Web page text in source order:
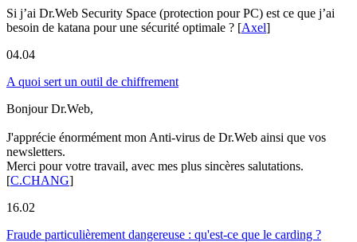
Si j’ai Dr.Web Security Space (protection pour PC) est ce que j’ai
besoin de katana pour une sécurité optimale ? [Axel]
04.04
A quoi sert un outil de chiffrement
Bonjour Dr.Web,
J'apprécie énormément mon Anti-virus de Dr.Web ainsi que vos
newsletters.
Merci pour votre travail, avec mes plus sincères salutations.
[C.CHANG]
16.02
Fraude particulièrement dangereuse : qu'est-ce que le carding ?